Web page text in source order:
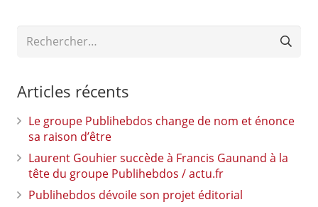
Rechercher :
Articles récents
Le groupe Publihebdos change de nom et énonce
sa raison d’être
Laurent Gouhier succède à Francis Gaunand à la
tête du groupe Publihebdos / actu.fr
Publihebdos dévoile son projet éditorial